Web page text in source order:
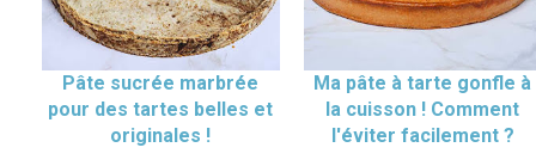
Pâte sucrée marbrée
pour des tartes belles et
originales !
Ma pâte à tarte gonfle à
la cuisson ! Comment
l'éviter facilement ?